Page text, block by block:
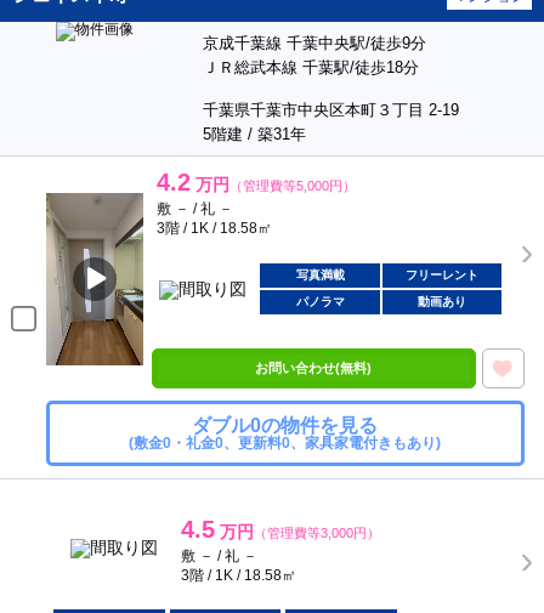
京成千葉線 千葉中央駅/徒歩9分
ＪＲ総武本線 千葉駅/徒歩18分
千葉県千葉市中央区本町３丁目 2-19
5階建 / 築31年
4.2 万円 （管理費等5,000円）
敷 － / 礼 －
3階 / 1K / 18.58㎡
写真満載
フリーレント
パノラマ
動画あり
お問い合わせ(無料)
ダブル0の物件を見る
(敷金0・礼金0、更新料0、家具家電付きもあり)
4.5 万円 （管理費等3,000円）
敷 － / 礼 －
3階 / 1K / 18.58㎡